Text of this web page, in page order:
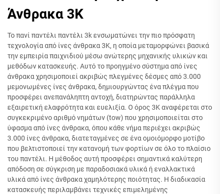
Άνθρακα 3K
Το πανί παντέλι παντέλι 3k ενσωματώνει την πιο πρόσφατη
τεχνολογία από ίνες άνθρακα 3K, η οποία μεταμορφώνει βασικά
την εμπειρία παιχνιδιού μέσω ανώτερης μηχανικής υλικών και
μεθόδων κατασκευής. Αυτό το προηγμένο σύστημα από ίνες
άνθρακα χρησιμοποιεί ακριβώς πλεγμένες δέσμες από 3.000
μεμονωμένες ίνες άνθρακα, δημιουργώντας ένα πλέγμα που
προσφέρει ανεπανάληπτη αντοχή, διατηρώντας παράλληλα
εξαιρετική ελαφρότητα και ευελιξία. Ο όρος 3K αναφέρεται στο
συγκεκριμένο αριθμό νημάτων (tow) που χρησιμοποιείται στο
ύφασμα από ίνες άνθρακα, όπου κάθε νήμα περιέχει ακριβώς
3.000 ίνες άνθρακα, διατεταγμένες σε ένα ομοιόμορφο μοτίβο
που βελτιστοποιεί την κατανομή των φορτίων σε όλο το πλαίσιο
του παντέλι. Η μέθοδος αυτή προσφέρει σημαντικά καλύτερη
απόδοση σε σύγκριση με παραδοσιακά υλικά ή εναλλακτικά
υλικά από ίνες άνθρακα χαμηλότερης ποιότητας. Η διαδικασία
κατασκευής περιλαμβάνει τεχνικές επιμελημένης